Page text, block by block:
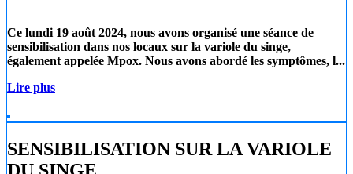
Ce lundi 19 août 2024, nous avons organisé une séance de
sensibilisation dans nos locaux sur la variole du singe,
également appelée Mpox. Nous avons abordé les symptômes, l...
Lire plus
SENSIBILISATION SUR LA VARIOLE